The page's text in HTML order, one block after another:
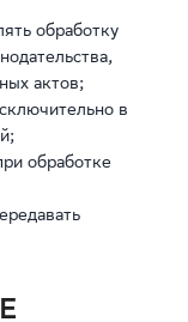
обработку
актов;
в
обработке